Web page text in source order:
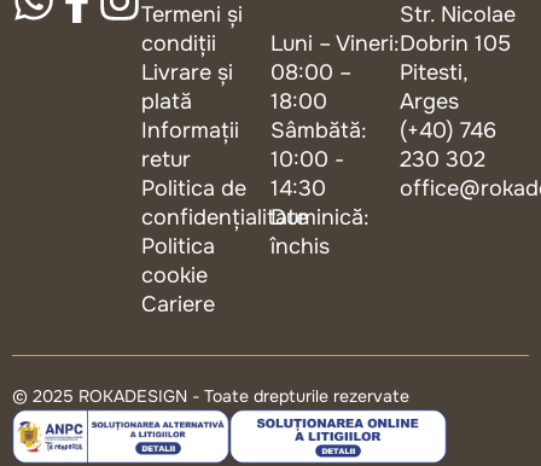
Termeni și
condiții
Livrare și
plată
Informații
retur
Politica de
confidențialitate
Politica
cookie
Cariere
Luni – Vineri:
08:00 –
18:00
Sâmbătă:
10:00 -
14:30
Duminică:
închis
Str. Nicolae
Dobrin 105
Pitesti,
Arges
(+40) 746
230 302
© 2025 ROKADESIGN - Toate drepturile rezervate